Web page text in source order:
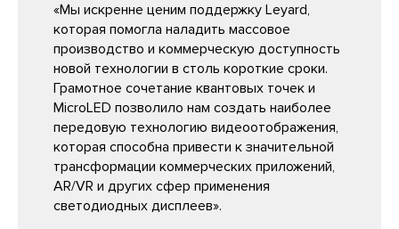
«Мы искренне ценим поддержку Leyard,
которая помогла наладить массовое
производство и коммерческую доступность
новой технологии в столь короткие сроки.
Грамотное сочетание квантовых точек и
MicroLED позволило нам создать наиболее
передовую технологию видеоотображения,
которая способна привести к значительной
трансформации коммерческих приложений,
AR/VR и других сфер применения
светодиодных дисплеев».